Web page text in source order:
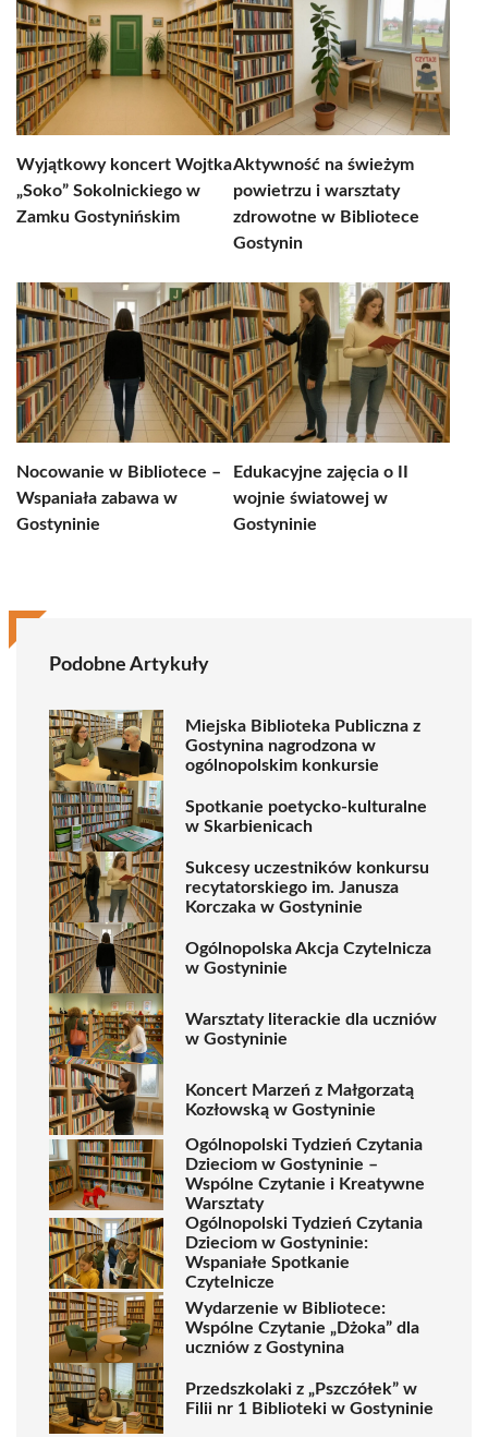
Wyjątkowy koncert Wojtka
„Soko” Sokolnickiego w
Zamku Gostynińskim
Aktywność na świeżym
powietrzu i warsztaty
zdrowotne w Bibliotece
Gostynin
Nocowanie w Bibliotece –
Wspaniała zabawa w
Gostyninie
Edukacyjne zajęcia o II
wojnie światowej w
Gostyninie
Podobne Artykuły
Miejska Biblioteka Publiczna z
Gostynina nagrodzona w
ogólnopolskim konkursie
Spotkanie poetycko-kulturalne
w Skarbienicach
Sukcesy uczestników konkursu
recytatorskiego im. Janusza
Korczaka w Gostyninie
Ogólnopolska Akcja Czytelnicza
w Gostyninie
Warsztaty literackie dla uczniów
w Gostyninie
Koncert Marzeń z Małgorzatą
Kozłowską w Gostyninie
Ogólnopolski Tydzień Czytania
Dzieciom w Gostyninie –
Wspólne Czytanie i Kreatywne
Warsztaty
Ogólnopolski Tydzień Czytania
Dzieciom w Gostyninie:
Wspaniałe Spotkanie
Czytelnicze
Wydarzenie w Bibliotece:
Wspólne Czytanie „Dżoka” dla
uczniów z Gostynina
Przedszkolaki z „Pszczółek” w
Filii nr 1 Biblioteki w Gostyninie